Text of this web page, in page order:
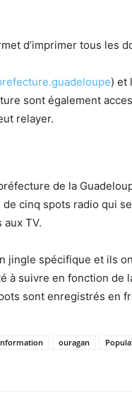
d’imprimer tous les
) et
sont également
relayer.
de la
cinq spots radio qui
aux TV.
jingle spécifique et ils
à suivre en fonction de
sont enregistrés en
ouragan